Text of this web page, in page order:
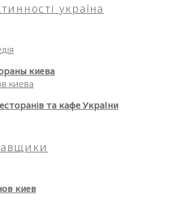
україна
киева
киева
та кафе України
киев